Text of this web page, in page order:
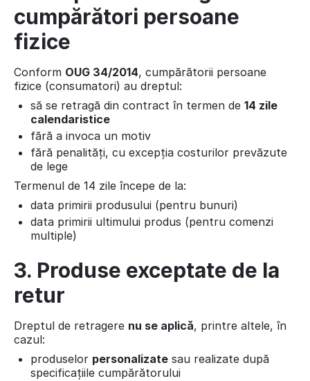
cumpărători persoane
fizice
Conform OUG 34/2014, cumpărătorii persoane
fizice (consumatori) au dreptul:
să se retragă din contract în termen de 14 zile
calendaristice
fără a invoca un motiv
fără penalități, cu excepția costurilor prevăzute
de lege
Termenul de 14 zile începe de la:
data primirii produsului (pentru bunuri)
data primirii ultimului produs (pentru comenzi
multiple)
3. Produse exceptate de la
retur
Dreptul de retragere nu se aplică, printre altele, în
cazul:
produselor personalizate sau realizate după
specificațiile cumpărătorului